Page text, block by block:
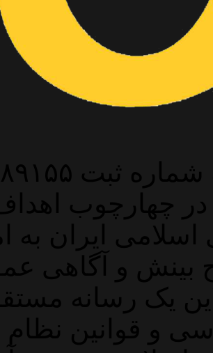
در چهارچوب
ایران به
بینش و آگاهی
یک رسانه
و قوانین